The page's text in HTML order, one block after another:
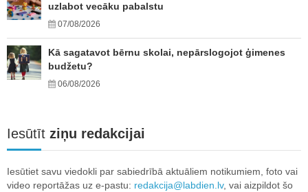
uzlabot vecāku pabalstu
07/08/2026
Kā sagatavot bērnu skolai, nepārslogojot ģimenes
budžetu?
06/08/2026
Iesūtīt ziņu redakcijai
Iesūtiet savu viedokli par sabiedrībā aktuāliem notikumiem, foto vai
video reportāžas uz e-pastu: redakcija@labdien.lv, vai aizpildot šo